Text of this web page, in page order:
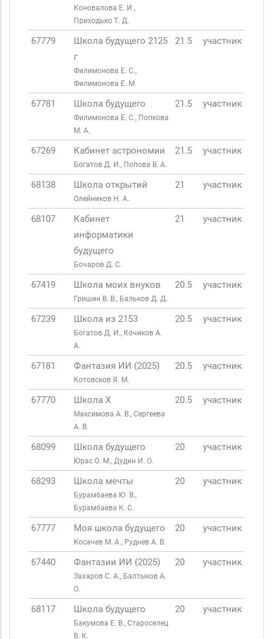
Коновалова Е. И.,
Приходько Т. Д.
67779
Школа будущего 2125
г
Филимонова Е. С.,
Филимонова Е. М.
21.5 участник
67781 Школа будущего
Филимонова Е. С., Попкова
М. А.
21.5 участник
67269 Кабинет астрономии
Богатов Д. И., Попова В. А.
21.5 участник
68138 Школа открытий
Олейников Н. А.
21 участник
68107
Кабинет
информатики
будущего
Бочаров Д. С.
21 участник
67419 Школа моих внуков
Гришин В. В., Бальков Д. Д.
20.5 участник
67239 Школа из 2153
Богатов Д. И., Кочиков А.
А.
20.5 участник
67181 Фантазия ИИ (2025)
Котовсков Я. М.
20.5 участник
67770 Школа X
Максимова А. В., Сергеева
А. В.
20.5 участник
68099 Школа будущего
Юрас О. М., Дудин И. О.
20 участник
68293 Школа мечты
Бурамбаева Ю. В.,
Бурамбаева К. С.
20 участник
67777 Моя школа будущего
Косачев М. А., Руднев А. В.
20 участник
67440 Фантазии ИИ (2025)
Захаров С. А., Балтыков А.
О.
20 участник
68117 Школа будущего
Бакумова Е. В., Староселец
В. К.
20 участник